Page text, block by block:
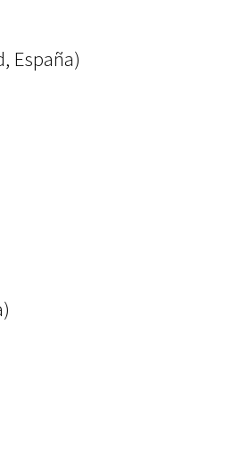
España)